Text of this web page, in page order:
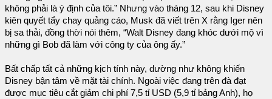
không phải là ý định của tôi.” Nhưng vào tháng 12, sau khi Disney
kiên quyết tẩy chay quảng cáo, Musk đã viết trên X rằng Iger nên
bị sa thải, đồng thời nói thêm, “Walt Disney đang khóc dưới mộ vì
những gì Bob đã làm với công ty của ông ấy.”
Bất chấp tất cả những kịch tính này, dường như không khiến
Disney bận tâm về mặt tài chính. Ngoài việc đang trên đà đạt
được mục tiêu cắt giảm chi phí 7,5 tỉ USD (5,9 tỉ bảng Anh), họ